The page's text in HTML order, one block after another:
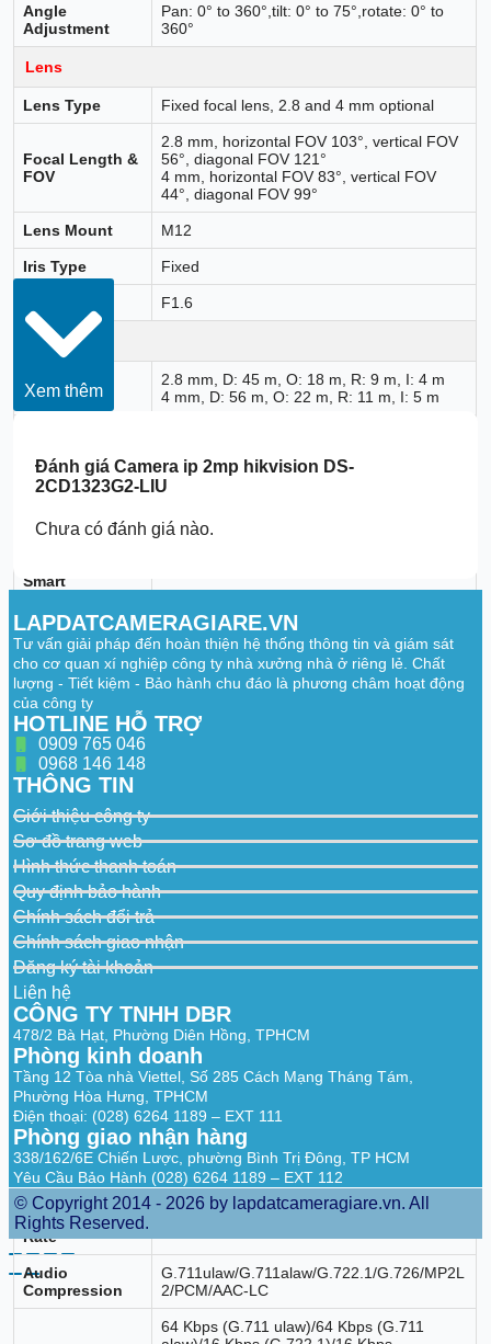
Angle
Adjustment
Pan: 0° to 360°,tilt: 0° to 75°,rotate: 0° to
360°
Lens
Lens Type Fixed focal lens, 2.8 and 4 mm optional
Focal Length &
FOV
2.8 mm, horizontal FOV 103°, vertical FOV
56°, diagonal FOV 121°
4 mm, horizontal FOV 83°, vertical FOV
44°, diagonal FOV 99°
Lens Mount M12
Iris Type Fixed
F1.6
DORI
DORI
2.8 mm, D: 45 m, O: 18 m, R: 9 m, I: 4 m
4 mm, D: 56 m, O: 22 m, R: 11 m, I: 5 m
Supplement
Light Type
IR,White Light
Supplement
Up to 30 m
Smart
Light
IR Wavelength 850 nm
Video
Main Stream
50 Hz: 25 fps (1920 × 1080, 1280 × 720)
Sub-Stream
Video
Compression
Main stream: H.265+/H.265/H.264+/H.264
Video Bit Rate 32 Kbps to 8 Mbps
H.264 Type
H.265 Type Main Profile
Bit Rate Control
Region of
Interest (ROI)
1 fixed region for main stream
Audio
Audio Type Mono sound
Environment
Noise Filtering
Yes
Audio Sampling
Rate
Audio
Compression
G.711ulaw/G.711alaw/G.722.1/G.726/MP2L
2/PCM/AAC-LC
64 Kbps (G.711 ulaw)/64 Kbps (G.711
Xem thêm
Đánh giáCamera ip 2mp hikvision DS-
2CD1323G2-LIU
Chưa có đánh giá nào.
LAPDATCAMERAGIARE.VN
Tư vấn giải pháp đến hoàn thiện hệ thống thông tin và giám sát
cho cơ quan xí nghiệp công ty nhà xưởng nhà ở riêng lẻ. Chất
lượng - Tiết kiệm - Bảo hành chu đáo là phương châm hoạt động
của công ty
HOTLINE HỖ TRỢ
0909 765 046
0968 146 148
THÔNG TIN
Giới thiệu công ty
Sơ đồ trang web
Hình thức thanh toán
Quy định bảo hành
Chính sách đổi trả
Chính sách giao nhận
Đăng ký tài khoản
Liên hệ
CÔNG TY TNHH DBR
478/2 Bà Hạt, Phường Diên Hồng, TPHCM
Phòng kinh doanh
Tầng 12 Tòa nhà Viettel, Số 285 Cách Mạng Tháng Tám,
Phường Hòa Hưng, TPHCM
Điện thoại: (028) 6264 1189 – EXT 111
Phòng giao nhận hàng
338/162/6E Chiến Lược, phường Bình Trị Đông, TP HCM
Yêu Cầu Bảo Hành (028) 6264 1189 – EXT 112
© Copyright 2014 - 2026 by lapdatcameragiare.vn. All
Rights Reserved.